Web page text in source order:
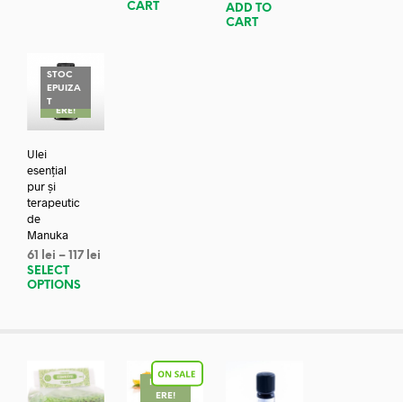
CART
ADD TO
CART
STOC
EPUIZA
TREDUC
ERE!
Ulei
esențial
pur și
terapeutic
de
Manuka
61 lei – 117 lei
SELECT
OPTIONS
REDUC
ERE!